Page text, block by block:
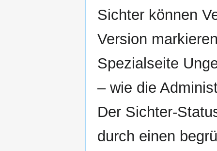
Sichter können
Version
Spezialseite
– wie die
Der Sichter-
durch einen